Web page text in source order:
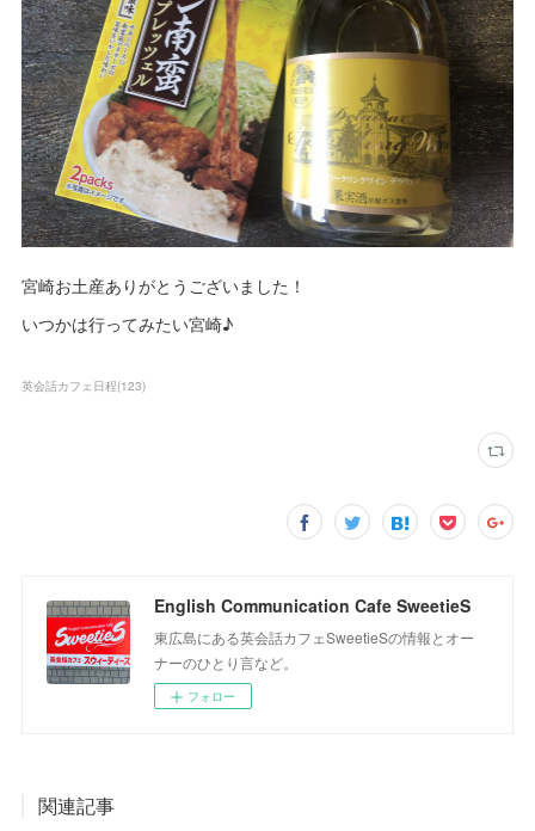
宮崎お土産ありがとうございました！
いつかは行ってみたい宮崎♪
英会話カフェ日程(123)
English Communication Cafe SweetieS
東広島にある英会話カフェSweetieSの情報とオー
ナーのひとり言など。
フォロー
関連記事